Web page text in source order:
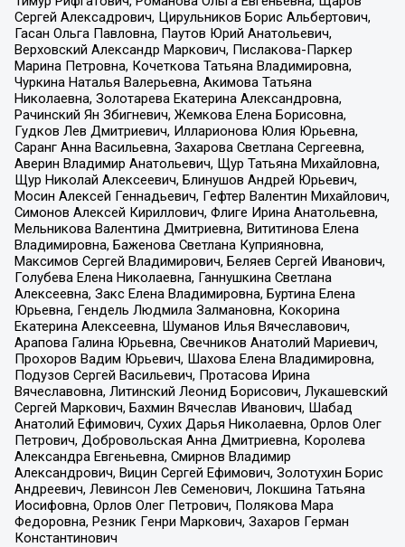
Сергей Алексадрович, Цирульников Борис Альбертович,
Гасан Ольга Павловна, Паутов Юрий Анатольевич,
Верховский Александр Маркович, Пислакова-Паркер
Марина Петровна, Кочеткова Татьяна Владимировна,
Чуркина Наталья Валерьевна, Акимова Татьяна
Николаевна, Золотарева Екатерина Александровна,
Рачинский Ян Збигневич, Жемкова Елена Борисовна,
Гудков Лев Дмитриевич, Илларионова Юлия Юрьевна,
Саранг Анна Васильевна, Захарова Светлана Сергеевна,
Аверин Владимир Анатольевич, Щур Татьяна Михайловна,
Щур Николай Алексеевич, Блинушов Андрей Юрьевич,
Мосин Алексей Геннадьевич, Гефтер Валентин Михайлович,
Симонов Алексей Кириллович, Флиге Ирина Анатольевна,
Мельникова Валентина Дмитриевна, Вититинова Елена
Владимировна, Баженова Светлана Куприяновна,
Максимов Сергей Владимирович, Беляев Сергей Иванович,
Голубева Елена Николаевна, Ганнушкина Светлана
Алексеевна, Закс Елена Владимировна, Буртина Елена
Юрьевна, Гендель Людмила Залмановна, Кокорина
Екатерина Алексеевна, Шуманов Илья Вячеславович,
Арапова Галина Юрьевна, Свечников Анатолий Мариевич,
Прохоров Вадим Юрьевич, Шахова Елена Владимировна,
Подузов Сергей Васильевич, Протасова Ирина
Вячеславовна, Литинский Леонид Борисович, Лукашевский
Сергей Маркович, Бахмин Вячеслав Иванович, Шабад
Анатолий Ефимович, Сухих Дарья Николаевна, Орлов Олег
Петрович, Добровольская Анна Дмитриевна, Королева
Александра Евгеньевна, Смирнов Владимир
Александрович, Вицин Сергей Ефимович, Золотухин Борис
Андреевич, Левинсон Лев Семенович, Локшина Татьяна
Иосифовна, Орлов Олег Петрович, Полякова Мара
Федоровна, Резник Генри Маркович, Захаров Герман
Константинович